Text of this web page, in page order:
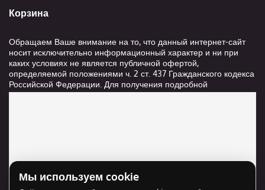
Корзина
Обращаем Ваше внимание на то, что данный интернет-сайт
носит исключительно информационный характер и ни при
каких условиях не является публичной офертой,
определяемой положениями ч. 2 ст. 437 Гражданского кодекса
Российской Федерации. Для получения подробной
информации о стоимости и сроках выполнения услуг,
Для отображения карты нужно разрешить
Мы используем cookie